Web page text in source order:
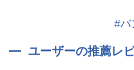
#バ
ユーザーの推薦レ